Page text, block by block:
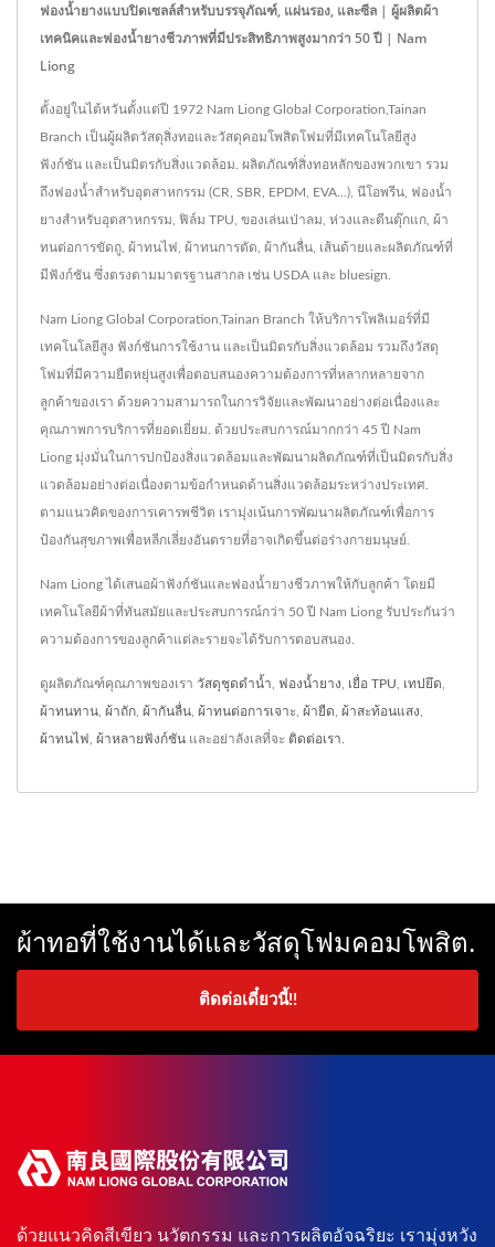
ฟองน้ำยางแบบปิดเซลล์สำหรับบรรจุภัณฑ์, แผ่นรอง, และซีล | ผู้ผลิตผ้า
เทคนิคและฟองน้ำยางชีวภาพที่มีประสิทธิภาพสูงมากว่า 50 ปี | Nam
Liong
ตั้งอยู่ในไต้หวันตั้งแต่ปี 1972 Nam Liong Global Corporation,Tainan
Branch เป็นผู้ผลิตวัสดุสิ่งทอและวัสดุคอมโพสิตโฟมที่มีเทคโนโลยีสูง
ฟังก์ชัน และเป็นมิตรกับสิ่งแวดล้อม. ผลิตภัณฑ์สิ่งทอหลักของพวกเขา รวม
ถึงฟองน้ำสำหรับอุตสาหกรรม (CR, SBR, EPDM, EVA...), นีโอพรีน, ฟองน้ำ
ยางสำหรับอุตสาหกรรม, ฟิล์ม TPU, ของเล่นเป่าลม, ห่วงและตีนตุ๊กแก, ผ้า
ทนต่อการขัดถู, ผ้าทนไฟ, ผ้าทนการตัด, ผ้ากันลื่น, เส้นด้ายและผลิตภัณฑ์ที่
มีฟังก์ชัน ซึ่งตรงตามมาตรฐานสากล เช่น USDA และ bluesign.
Nam Liong Global Corporation,Tainan Branch ให้บริการโพลิเมอร์ที่มี
เทคโนโลยีสูง ฟังก์ชันการใช้งาน และเป็นมิตรกับสิ่งแวดล้อม รวมถึงวัสดุ
โฟมที่มีความยืดหยุ่นสูงเพื่อตอบสนองความต้องการที่หลากหลายจาก
ลูกค้าของเรา ด้วยความสามารถในการวิจัยและพัฒนาอย่างต่อเนื่องและ
คุณภาพการบริการที่ยอดเยี่ยม. ด้วยประสบการณ์มากกว่า 45 ปี Nam
Liong มุ่งมั่นในการปกป้องสิ่งแวดล้อมและพัฒนาผลิตภัณฑ์ที่เป็นมิตรกับสิ่ง
แวดล้อมอย่างต่อเนื่องตามข้อกำหนดด้านสิ่งแวดล้อมระหว่างประเทศ.
ตามแนวคิดของการเคารพชีวิต เรามุ่งเน้นการพัฒนาผลิตภัณฑ์เพื่อการ
ป้องกันสุขภาพเพื่อหลีกเลี่ยงอันตรายที่อาจเกิดขึ้นต่อร่างกายมนุษย์.
Nam Liong ได้เสนอผ้าฟังก์ชันและฟองน้ำยางชีวภาพให้กับลูกค้า โดยมี
เทคโนโลยีผ้าที่ทันสมัยและประสบการณ์กว่า 50 ปี Nam Liong รับประกันว่า
ความต้องการของลูกค้าแต่ละรายจะได้รับการตอบสนอง.
ดูผลิตภัณฑ์คุณภาพของเรา วัสดุชุดดำน้ำ ฟองน้ำยาง เยื่อ TPU เทปยึด
ผ้าทนทาน ผ้าถัก ผ้ากันลื่น ผ้าทนต่อการเจาะ ผ้ายืด ผ้าสะท้อนแสง
ผ้าทนไฟ ผ้าหลายฟังก์ชัน และอย่าลังเลที่จะ ติดต่อเรา
ผ้าทอที่ใช้งานได้และวัสดุโฟมคอมโพสิต.
ติดต่อเดี๋ยวนี้!!
ด้วยแนวคิดสีเขียว นวัตกรรม และการผลิตอัจฉริยะ เรามุ่งหวัง